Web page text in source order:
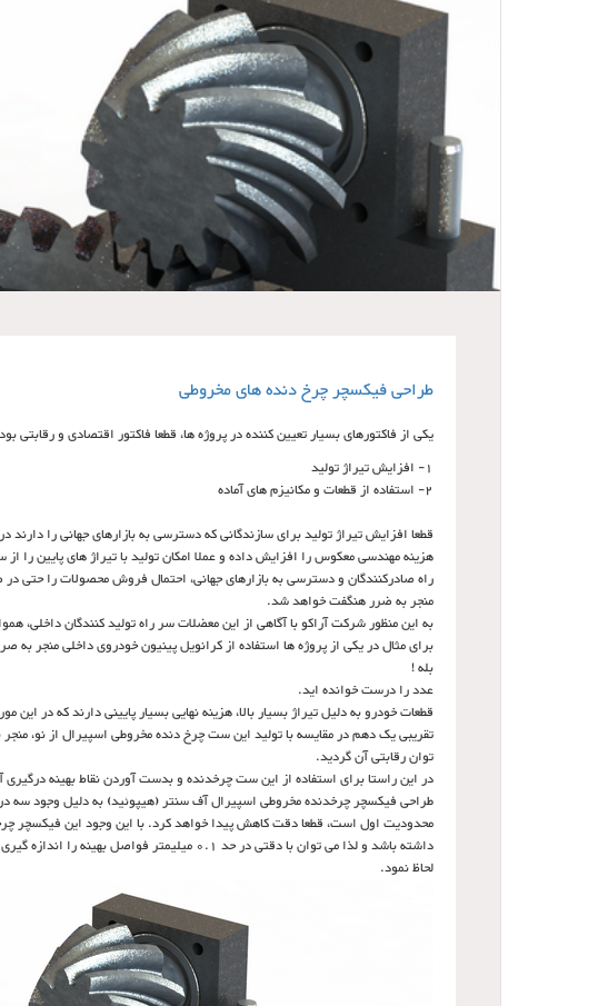
طراحی فیکسچر چرخ دنده های مخروطی
یکی از فاکتورهای بسیار تعیین کننده در پروژه ها، قطعا فاکتور اقتصادی و
1- افزایش تیراژ تولید
2- استفاده از قطعات و مکانیزم های آماده
قطعا افزایش تیراژ تولید برای سازندگانی که دسترسی به بازارهای جهانی را
هزینه مهندسی معکوس را افزایش داده و عملا امکان تولید با تیراژ های پایین
راه صادرکنندگان و دسترسی به بازارهای جهانی، احتمال فروش محصولات را حتی
منجر به ضرر هنگفت خواهد شد.
به این منظور شرکت آراکو با آگاهی از این معضلات سر راه تولید کنندگان داخلی،
برای مثال در یکی از پروژه ها استفاده از کرانویل پینیون خودروی داخلی منجر به صرفه جویی تقریبا 90
بله !
عدد را درست خوانده اید.
قطعات خودرو به دلیل تیراژ بسیار بالا، هزینه نهایی بسیار پایینی دارند که در
تقریبی یک دهم در مقایسه با تولید این ست چرخ دنده مخروطی اسپیرال از نو،
توان رقابتی آن گردید.
در این راستا برای استفاده از این ست چرخدنده و بدست آوردن نقاط بهینه
طراحی فیکسچر چرخدنده مخروطی اسپیرال آف سنتر (هیپوئید) به دلیل وجود سه
محدودیت اول است، قطعا دقت کاهش پیدا خواهد کرد. با این وجود این فیکسچر
داشته باشد و لذا می توان با دقتی در حد 0.1
لحاظ نمود.